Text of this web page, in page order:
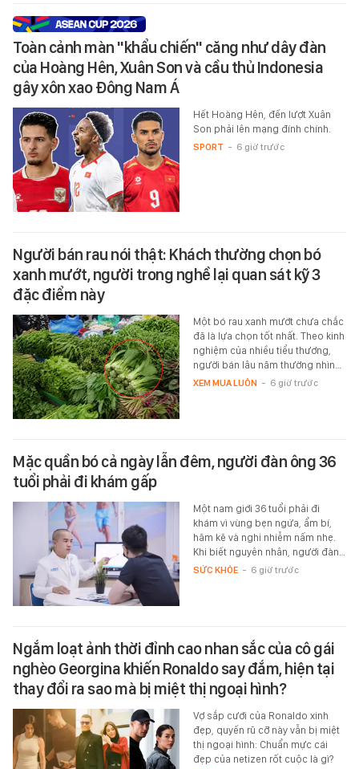
Toàn cảnh màn "khẩu chiến" căng như dây đàn
của Hoàng Hên, Xuân Son và cầu thủ Indonesia
gây xôn xao Đông Nam Á
Hết Hoàng Hên, đến lượt Xuân
Son phải lên mạng đính chính.
SPORT - 6 giờ trước
Người bán rau nói thật: Khách thường chọn bó
xanh mướt, người trong nghề lại quan sát kỹ 3
đặc điểm này
Một bó rau xanh mướt chưa chắc
đã là lựa chọn tốt nhất. Theo kinh
nghiệm của nhiều tiểu thương,
người bán lâu năm thường nhìn…
XEM MUA LUÔN - 6 giờ trước
Mặc quần bó cả ngày lẫn đêm, người đàn ông 36
tuổi phải đi khám gấp
Một nam giới 36 tuổi phải đi
khám vì vùng bẹn ngứa, ẩm bí,
hăm kẽ và nghi nhiễm nấm nhẹ.
Khi biết nguyên nhân, người đàn…
SỨC KHỎE - 6 giờ trước
Ngắm loạt ảnh thời đỉnh cao nhan sắc của cô gái
nghèo Georgina khiến Ronaldo say đắm, hiện tại
thay đổi ra sao mà bị miệt thị ngoại hình?
Vợ sắp cưới của Ronaldo xinh
đẹp, quyến rũ cỡ này vẫn bị miệt
thị ngoại hình: Chuẩn mực cái
đẹp của netizen rốt cuộc là gì?